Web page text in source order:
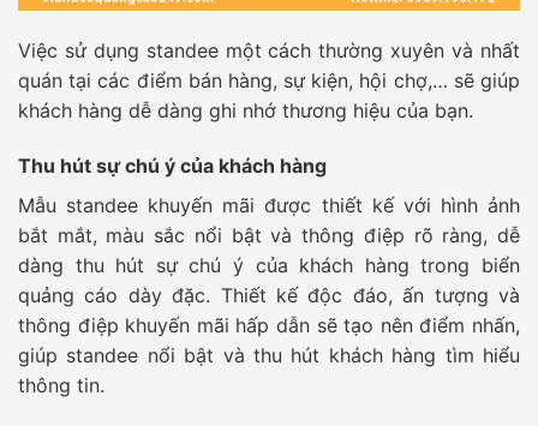
Việc sử dụng standee một cách thường xuyên và nhất
quán tại các điểm bán hàng, sự kiện, hội chợ,… sẽ giúp
khách hàng dễ dàng ghi nhớ thương hiệu của bạn.
Thu hút sự chú ý của khách hàng
Mẫu standee khuyến mãi được thiết kế với hình ảnh
bắt mắt, màu sắc nổi bật và thông điệp rõ ràng, dễ
dàng thu hút sự chú ý của khách hàng trong biển
quảng cáo dày đặc. Thiết kế độc đáo, ấn tượng và
thông điệp khuyến mãi hấp dẫn sẽ tạo nên điểm nhấn,
giúp standee nổi bật và thu hút khách hàng tìm hiểu
thông tin.